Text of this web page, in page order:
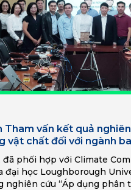
Tham vấn kết quả
vật chất đối với ngành
đã phối hợp với Climate
đại học Loughborough
nghiên cứu “Áp dụng phân